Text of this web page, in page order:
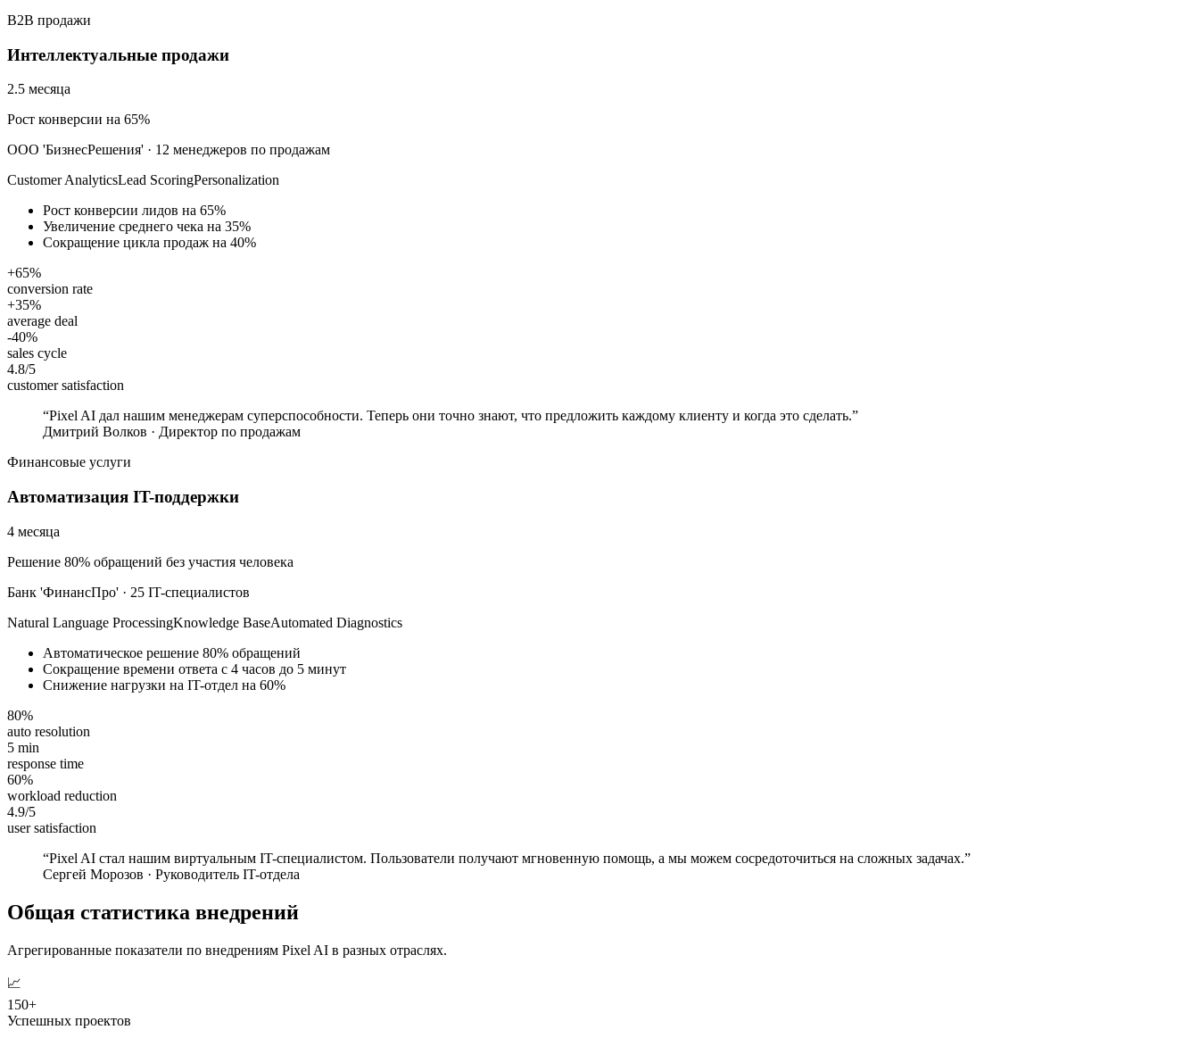
B2B продажи
Интеллектуальные продажи
2.5 месяца
Рост конверсии на 65%
ООО 'БизнесРешения' · 12 менеджеров по продажам
Customer AnalyticsLead ScoringPersonalization
Рост конверсии лидов на 65%
Увеличение среднего чека на 35%
Сокращение цикла продаж на 40%
+65%
conversion rate
+35%
average deal
-40%
sales cycle
4.8/5
customer satisfaction
“Pixel AI дал нашим менеджерам суперспособности. Теперь они точно знают, что предложить каждому клиенту и когда это сделать.”
Дмитрий Волков · Директор по продажам
Финансовые услуги
Автоматизация IT-поддержки
4 месяца
Решение 80% обращений без участия человека
Банк 'ФинансПро' · 25 IT-специалистов
Natural Language ProcessingKnowledge BaseAutomated Diagnostics
Автоматическое решение 80% обращений
Сокращение времени ответа с 4 часов до 5 минут
Снижение нагрузки на IT-отдел на 60%
80%
auto resolution
5 min
response time
60%
workload reduction
4.9/5
user satisfaction
“Pixel AI стал нашим виртуальным IT-специалистом. Пользователи получают мгновенную помощь, а мы можем сосредоточиться на сложных задачах.”
Сергей Морозов · Руководитель IT-отдела
Общая статистика внедрений
Агрегированные показатели по внедрениям Pixel AI в разных отраслях.
📈
150+
Успешных проектов